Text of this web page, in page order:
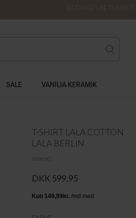
14 DAGES RETURRET
SALE VANILIA KERAMIK
T-SHIRT LALA COTTON
LALA BERLIN
Varenr.
DKK 599,95